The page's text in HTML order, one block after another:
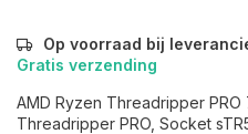
Op voorraad bij
Gratis verzending
AMD Ryzen Threadripper PRO
Threadripper PRO, Socket